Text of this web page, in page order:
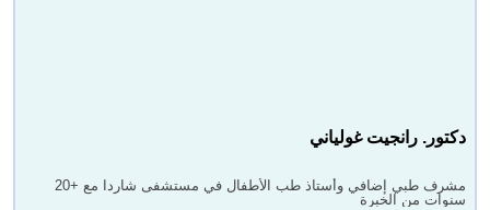
دكتور. رانجيت غولياني
مشرف طبي إضافي وأستاذ طب الأطفال في مستشفى شاردا مع +20
سنوات من الخبرة